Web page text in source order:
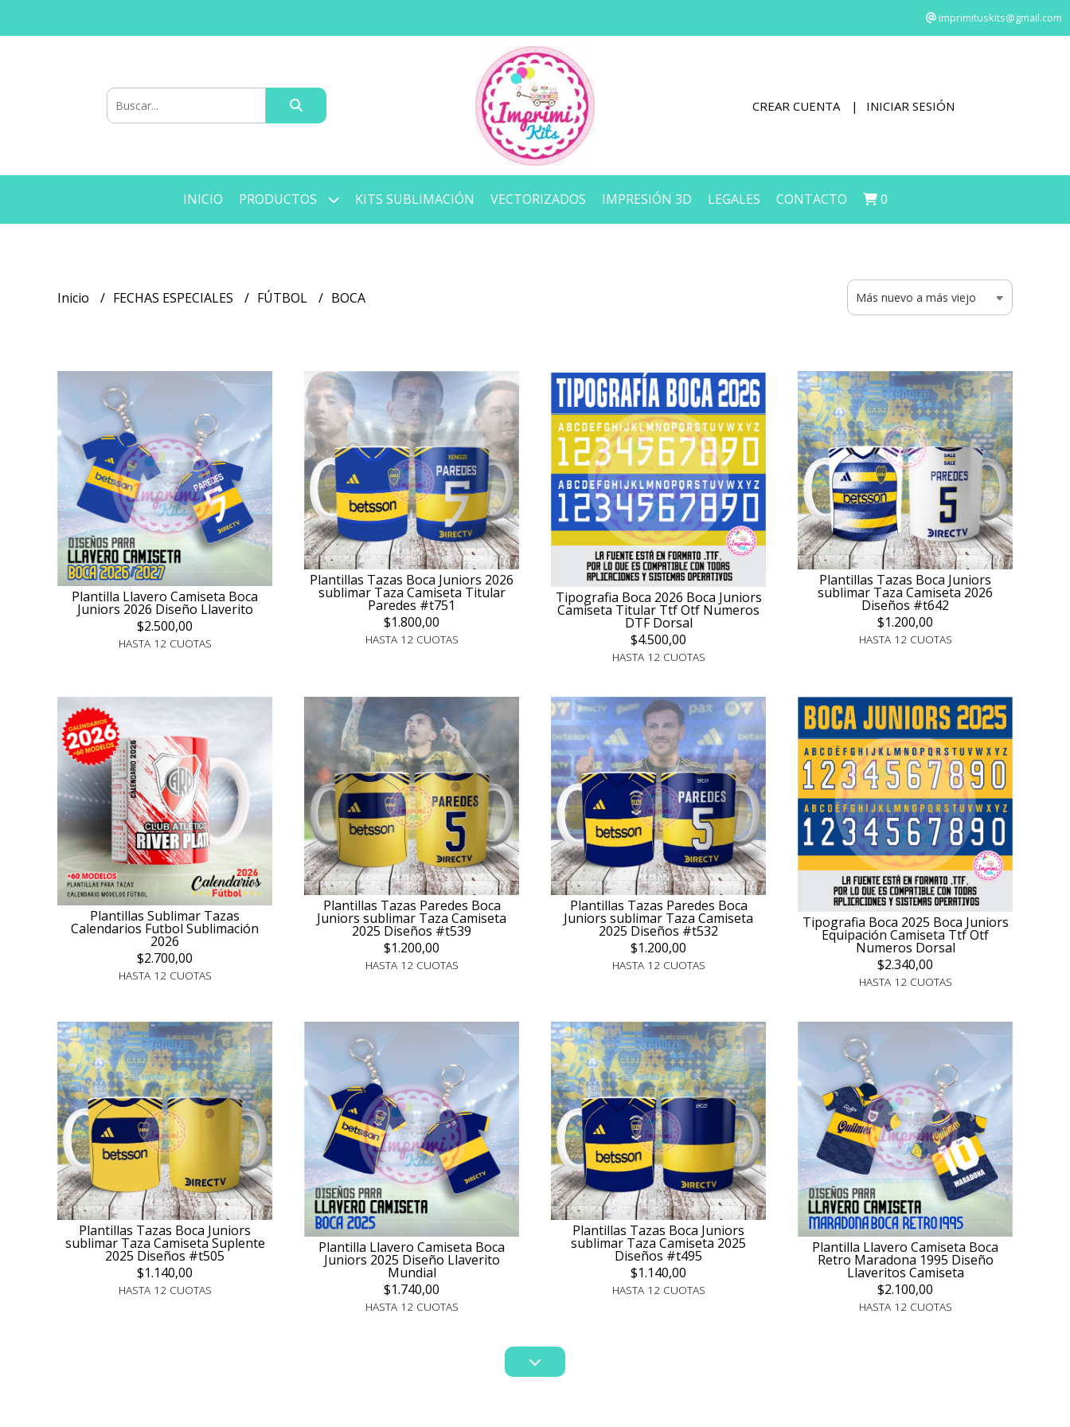
imprimituskits@gmail.com
CREAR CUENTA INICIAR SESIÓN
INICIO PRODUCTOS KITS SUBLIMACIÓN VECTORIZADOS IMPRESIÓN 3D LEGALES CONTACTO 0
Inicio FECHAS ESPECIALES FÚTBOL BOCA
Plantilla Llavero Camiseta Boca
Juniors 2026 Diseño Llaverito
$2.500,00
HASTA 12 CUOTAS
Plantillas Tazas Boca Juniors 2026
sublimar Taza Camiseta Titular
Paredes #t751
$1.800,00
HASTA 12 CUOTAS
Tipografia Boca 2026 Boca Juniors
Camiseta Titular Ttf Otf Numeros
DTF Dorsal
$4.500,00
HASTA 12 CUOTAS
Plantillas Tazas Boca Juniors
sublimar Taza Camiseta 2026
Diseños #t642
$1.200,00
HASTA 12 CUOTAS
Plantillas Sublimar Tazas
Calendarios Futbol Sublimación
2026
$2.700,00
HASTA 12 CUOTAS
Plantillas Tazas Paredes Boca
Juniors sublimar Taza Camiseta
2025 Diseños #t539
$1.200,00
HASTA 12 CUOTAS
Plantillas Tazas Paredes Boca
Juniors sublimar Taza Camiseta
2025 Diseños #t532
$1.200,00
HASTA 12 CUOTAS
Tipografia Boca 2025 Boca Juniors
Equipación Camiseta Ttf Otf
Numeros Dorsal
$2.340,00
HASTA 12 CUOTAS
Plantillas Tazas Boca Juniors
sublimar Taza Camiseta Suplente
2025 Diseños #t505
$1.140,00
HASTA 12 CUOTAS
Plantilla Llavero Camiseta Boca
Juniors 2025 Diseño Llaverito
Mundial
$1.740,00
HASTA 12 CUOTAS
Plantillas Tazas Boca Juniors
sublimar Taza Camiseta 2025
Diseños #t495
$1.140,00
HASTA 12 CUOTAS
Plantilla Llavero Camiseta Boca
Retro Maradona 1995 Diseño
Llaveritos Camiseta
$2.100,00
HASTA 12 CUOTAS